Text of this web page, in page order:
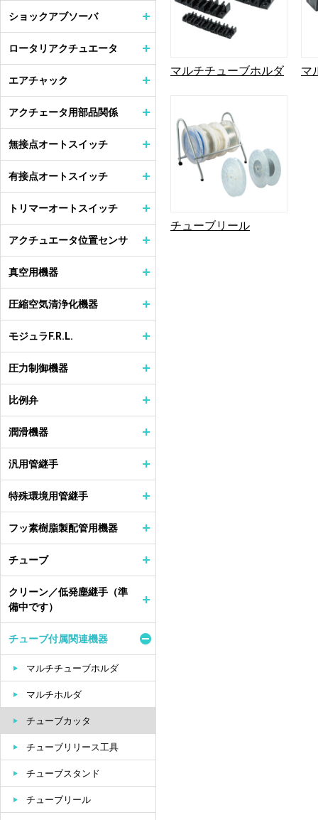
マルチチューブホルダ マ
チューブリール
ショックアブソーバ
ロータリアクチュエータ
エアチャック
アクチェータ用部品関係
無接点オートスイッチ
有接点オートスイッチ
トリマーオートスイッチ
アクチュエータ位置センサ
真空用機器
圧縮空気清浄化機器
モジュラF.R.L.
圧力制御機器
比例弁
潤滑機器
汎用管継手
特殊環境用管継手
フッ素樹脂製配管用機器
チューブ
クリーン／低発塵継手（準
備中です）
チューブ付属関連機器
マルチチューブホルダ
マルチホルダ
チューブカッタ
チューブリリース工具
チューブスタンド
チューブリール